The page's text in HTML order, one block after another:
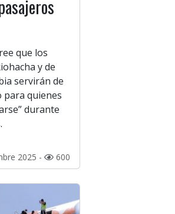
que los
y de
servirán de
para quienes
durante
2025 - 600